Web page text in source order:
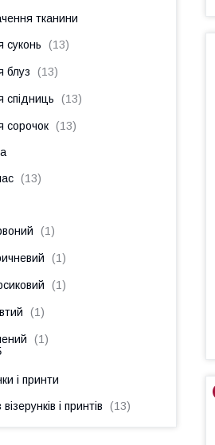
тканини
суконь 13
блуз 13
спідниць 13
сорочок 13
13
1
1
1
1
1
і принти
і принтів 13